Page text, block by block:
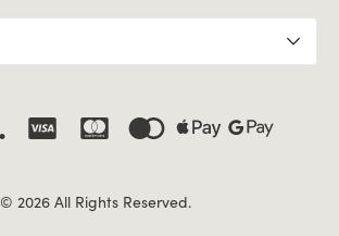
© 2026 All Rights Reserved.